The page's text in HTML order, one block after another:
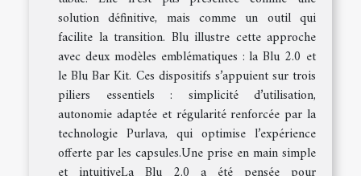
solution définitive, mais comme un outil qui
facilite la transition. Blu illustre cette approche
avec deux modèles emblématiques : la Blu 2.0 et
le Blu Bar Kit. Ces dispositifs s’appuient sur trois
piliers essentiels : simplicité d’utilisation,
autonomie adaptée et régularité renforcée par la
technologie Purlava, qui optimise l’expérience
offerte par les capsules.Une prise en main simple